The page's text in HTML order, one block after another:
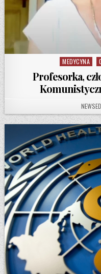
Posted in
MEDYCYNA
Profesorka,